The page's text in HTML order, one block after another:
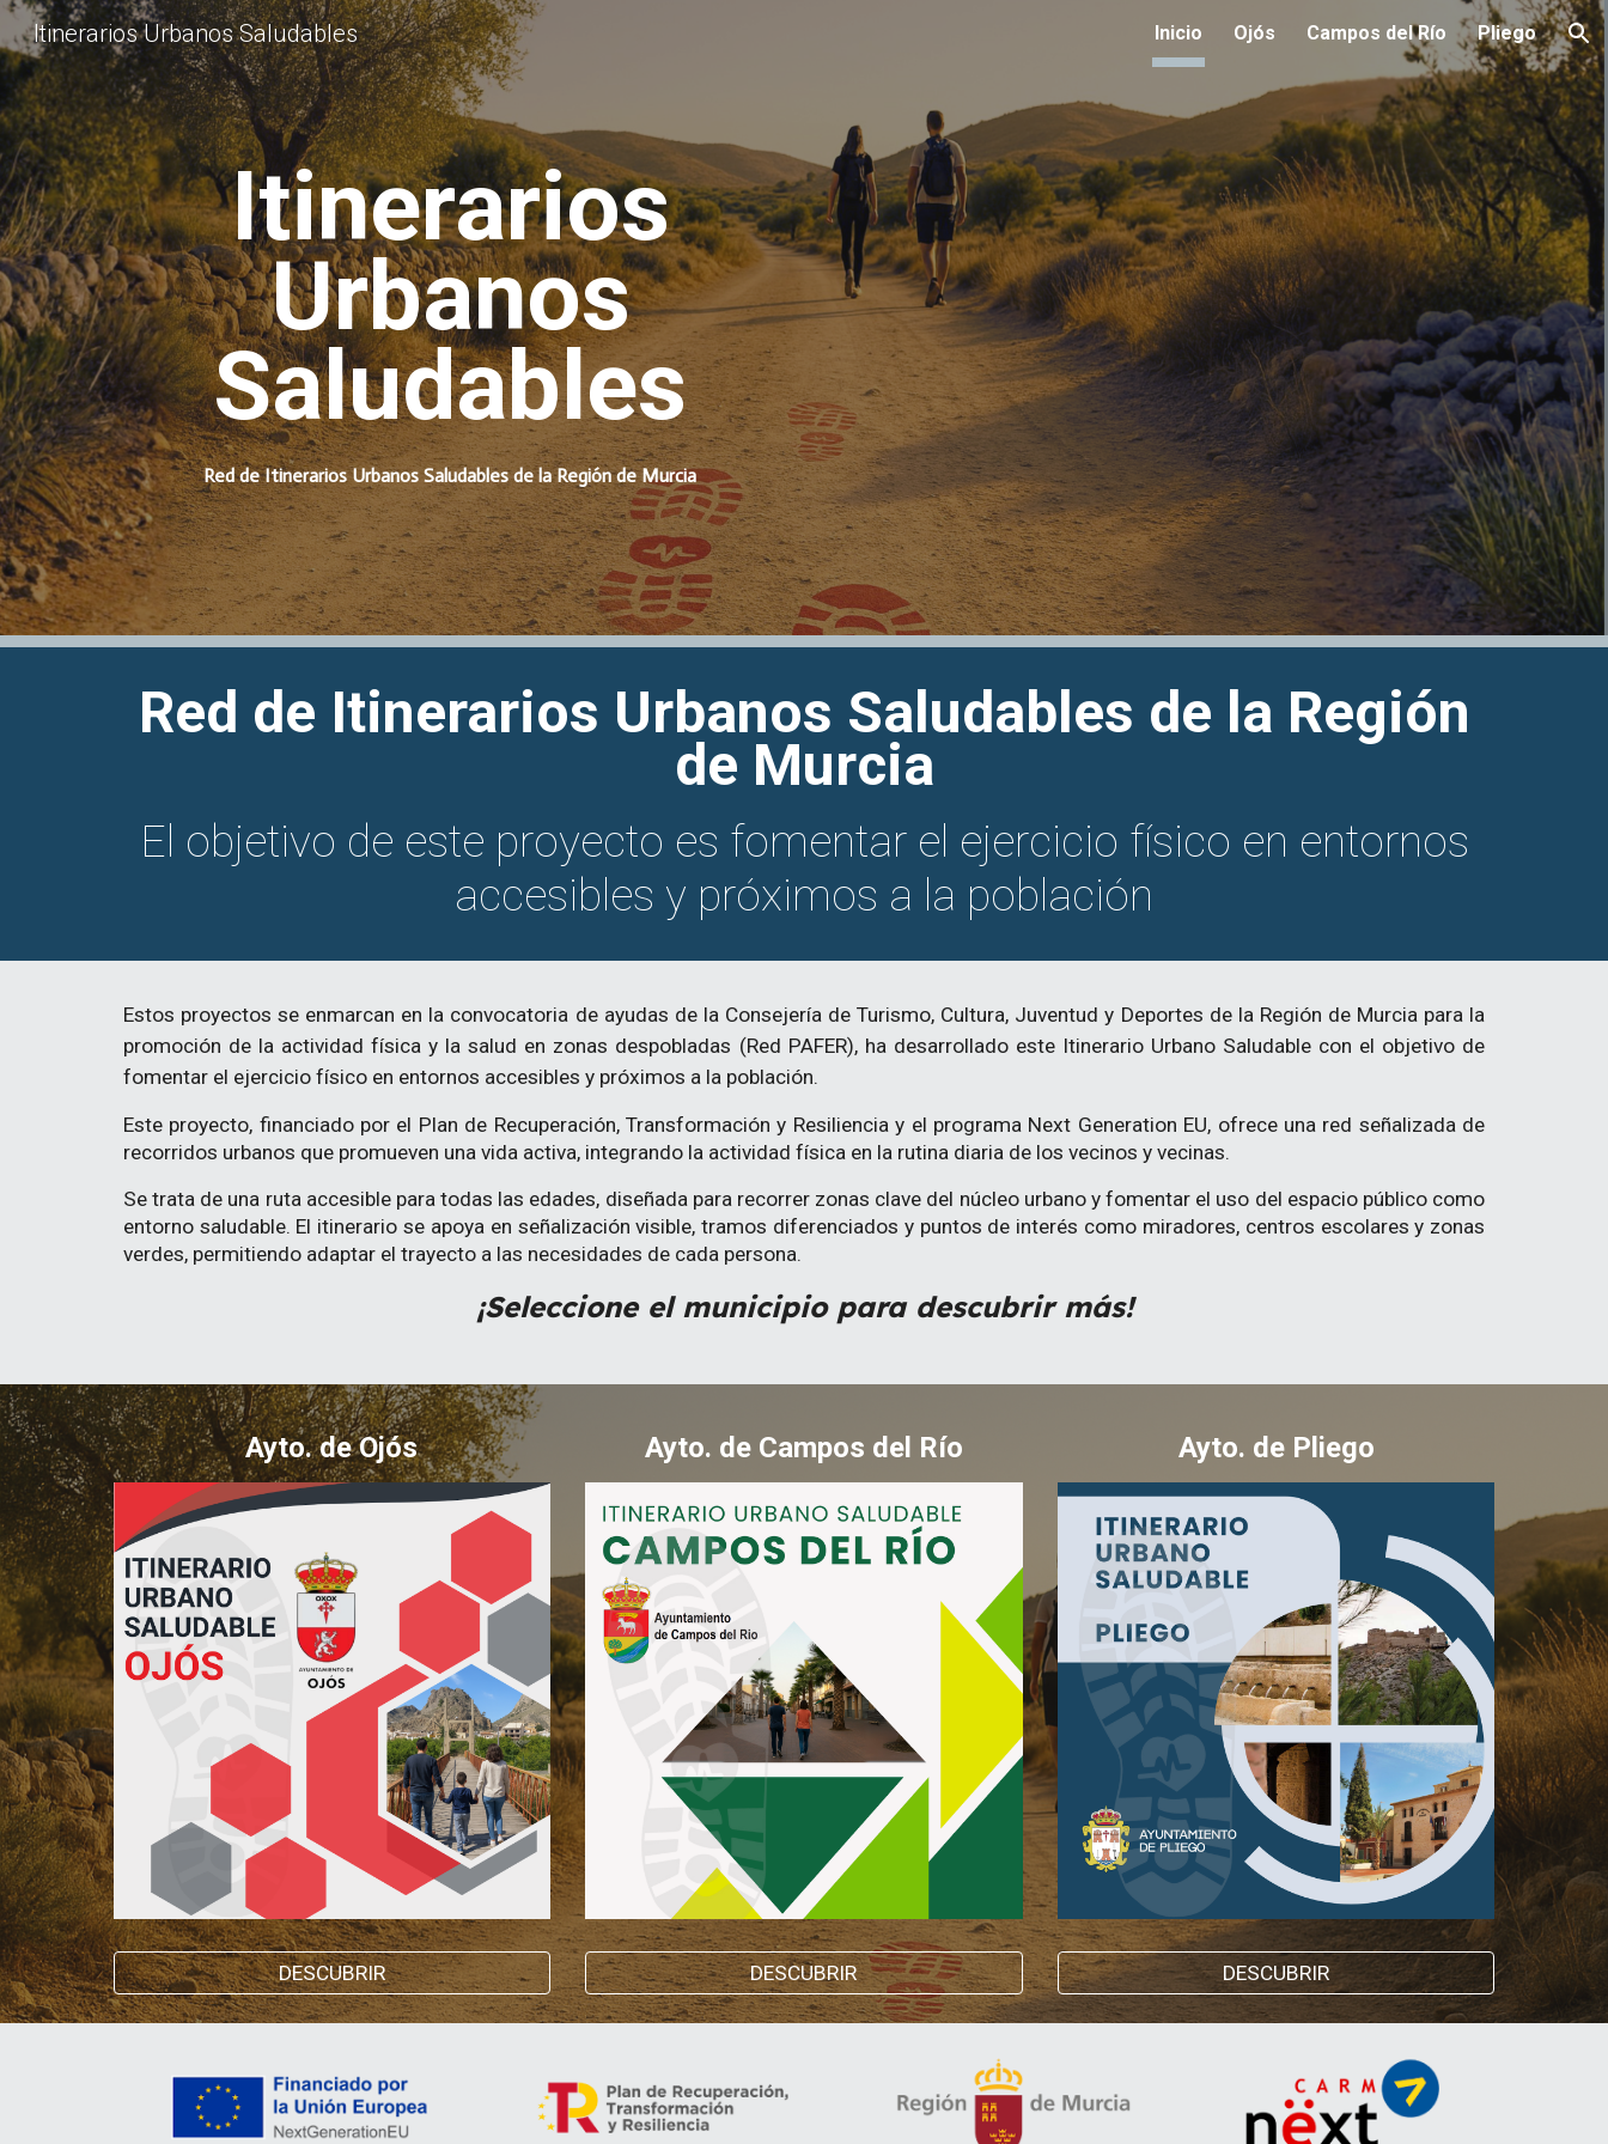
Skip to main content
Itinerarios Urbanos Saludables Inicio Ojós Campos del Río Pliego
Itinerarios
Urbanos
Saludables
Red de Itinerarios Urbanos Saludables de la Región de Murcia
Red de Itinerarios Urbanos Saludables de la Región
de Murcia
El objetivo de este proyecto es fomentar el ejercicio físico en entornos
accesibles y próximos a la población
Estos proyectos se enmarcan en la convocatoria de ayudas de la Consejería de Turismo, Cultura, Juventud y Deportes de la Región de Murcia para la
promoción de la actividad física y la salud en zonas despobladas (Red PAFER), ha desarrollado este Itinerario Urbano Saludable con el objetivo de
fomentar el ejercicio físico en entornos accesibles y próximos a la población.
Este proyecto, financiado por el Plan de Recuperación, Transformación y Resiliencia y el programa Next Generation EU, ofrece una red señalizada de
recorridos urbanos que promueven una vida activa, integrando la actividad física en la rutina diaria de los vecinos y vecinas.
Se trata de una ruta accesible para todas las edades, diseñada para recorrer zonas clave del núcleo urbano y fomentar el uso del espacio público como
entorno saludable. El itinerario se apoya en señalización visible, tramos diferenciados y puntos de interés como miradores, centros escolares y zonas
verdes, permitiendo adaptar el trayecto a las necesidades de cada persona.
¡Seleccione el municipio para descubrir más!
Ayto. de Ojós
DESCUBRIR
Ayto. de Campos del Río
DESCUBRIR
Ayto. de Pliego
DESCUBRIR